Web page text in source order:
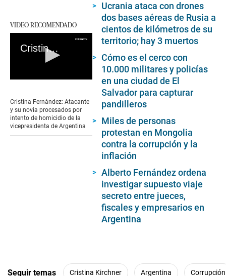
VIDEO RECOMENDADO
Cristina Fernández: Atacante y su novia procesados por intento de homicidio de la vicepresidenta de Argentina
of
0
seconds
Cristina Fernández: Atacante
y su novia procesados por
intento de homicidio de la
vicepresidenta de Argentina
Ucrania ataca con drones
dos bases aéreas de Rusia a
cientos de kilómetros de su
territorio; hay 3 muertos
Cómo es el cerco con
10.000 militares y policías
en una ciudad de El
Salvador para capturar
pandilleros
Miles de personas
protestan en Mongolia
contra la corrupción y la
inflación
Alberto Fernández ordena
investigar supuesto viaje
secreto entre jueces,
fiscales y empresarios en
Argentina
Seguir temas Cristina Kirchner Argentina Corrupción